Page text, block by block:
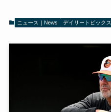
ニュース｜News デイリートピックス